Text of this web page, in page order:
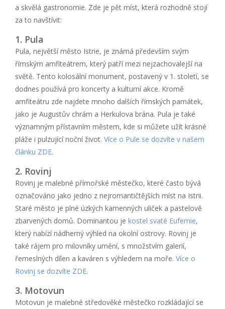
a skvělá gastronomie. Zde je pět míst, která rozhodně stojí
za to navštívit:
1. Pula
Pula, největší město Istrie, je známá především svým
římským amfiteátrem, který patří mezi nejzachovalejší na
světě. Tento kolosální monument, postavený v 1. století, se
dodnes používá pro koncerty a kulturní akce. Kromě
amfiteátru zde najdete mnoho dalších římských památek,
jako je Augustův chrám a Herkulova brána. Pula je také
významným přístavním městem, kde si můžete užít krásné
pláže i pulzující noční život. Více o Pule se dozvíte v našem
článku ZDE.
2. Rovinj
Rovinj je malebné přímořské městečko, které často bývá
označováno jako jedno z nejromantičtějších míst na Istrii.
Staré město je plné úzkých kamenných uliček a pastelově
zbarvených domů. Dominantou je kostel svaté Eufemie,
který nabízí nádherný výhled na okolní ostrovy. Rovinj je
také rájem pro milovníky umění, s množstvím galerií,
řemeslných dílen a kaváren s výhledem na moře. Více o
Rovinj se dozvíte ZDE.
3. Motovun
Motovun je malebné středověké městečko rozkládající se